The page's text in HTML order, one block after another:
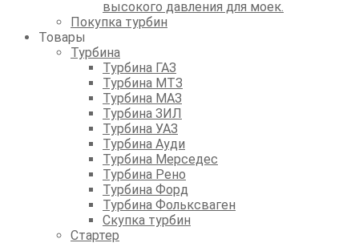
высокого давления для моек.
Покупка турбин
Товары
Турбина
Турбина ГАЗ
Турбина МТЗ
Турбина МАЗ
Турбина ЗИЛ
Турбина УАЗ
Турбина Ауди
Турбина Мерседес
Турбина Рено
Турбина Форд
Турбина Фольксваген
Скупка турбин
Стартер